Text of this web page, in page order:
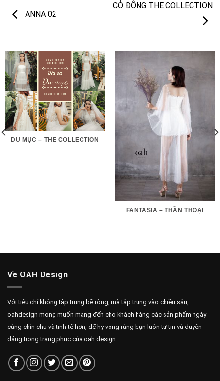
ANNA 02
CỎ ĐÔNG THE COLLECTION
DU MỤC – THE COLLECTION
FANTASIA – THẦN THOẠI
Về OAH Design
Với tiêu chí không tập trung bề rộng, mà tập trung vào chiều sâu,
oahdesign mong muốn mang đến cho khách hàng các sản phẩm ngày
càng chỉn chu và tinh tế hơn, để hy vọng rằng bạn luôn tự tin và duyên
dáng trong trang phục của oah design.